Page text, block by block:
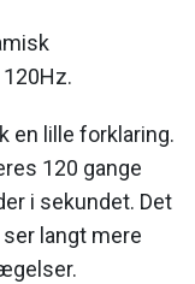
en lille forklaring.
120 gange
i sekundet. Det
langt mere